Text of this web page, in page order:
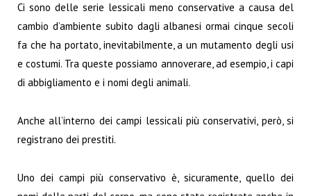
Ci sono delle serie lessicali meno conservative a causa del
cambio d’ambiente subito dagli albanesi ormai cinque secoli
fa che ha portato, inevitabilmente, a un mutamento degli usi
e costumi. Tra queste possiamo annoverare, ad esempio, i capi
di abbigliamento e i nomi degli animali.
Anche all’interno dei campi lessicali più conservativi, però, si
registrano dei prestiti.
Uno dei campi più conservativo è, sicuramente, quello dei